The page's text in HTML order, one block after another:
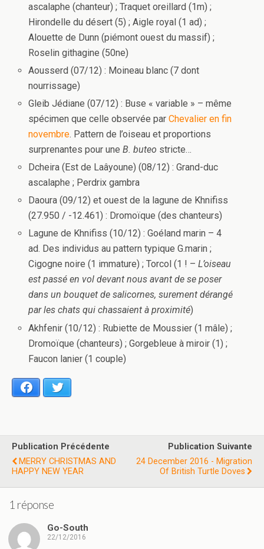
ascalaphe (chanteur) ; Traquet oreillard (1m) ;
Hirondelle du désert (5) ; Aigle royal (1 ad) ;
Alouette de Dunn (piémont ouest du massif) ;
Roselin githagine (50ne)
Aousserd (07/12) : Moineau blanc (7 dont
nourrissage)
Gleib Jédiane (07/12) : Buse « variable » – même
spécimen que celle observée parChevalier en fin
novembre. Pattern de l’oiseau et proportions
surprenantes pour uneB. buteo stricte…
Dcheira (Est de Laâyoune) (08/12) : Grand-duc
ascalaphe ; Perdrix gambra
Daoura (09/12) et ouest de la lagune de Khnifiss
(27.950 / -12.461) : Dromoïque (des chanteurs)
Lagune de Khnifiss (10/12) : Goéland marin – 4
ad. Des individus au pattern typique G.marin ;
Cigogne noire (1 immature) ; Torcol (1 ! –L’oiseau
est passé en vol devant nous avant de se poser
dans un bouquet de salicornes, surement dérangé
par les chats qui chassaient à proximité)
Akhfenir (10/12) : Rubiette de Moussier (1 mâle) ;
Dromoïque (chanteurs) ; Gorgebleue à miroir (1) ;
Faucon lanier (1 couple)
Facebook
Publication Précédente
MERRY CHRISTMAS AND
HAPPY NEW YEAR
Publication Suivante
24 December 2016 - Migration
Of British Turtle Doves
1 réponse
Go-South
22/12/2016